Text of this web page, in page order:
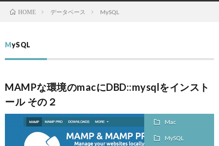
HOME データベース MySQL
MySQL
MAMPな環境のmacにDBD::mysqlをインスト
ール その２
Mac
MySQL